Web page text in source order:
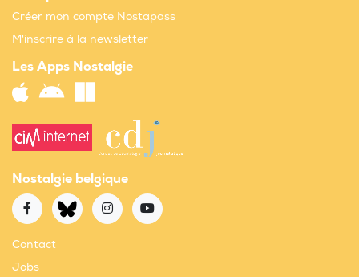
Créer mon compte Nostapass
M'inscrire à la newsletter
Les Apps Nostalgie
Nostalgie belgique
Contact
Jobs